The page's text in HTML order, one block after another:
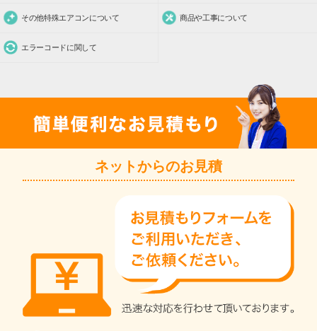
その他特殊エアコンについて 商品や工事について
エラーコードに関して
ネットからのお見積